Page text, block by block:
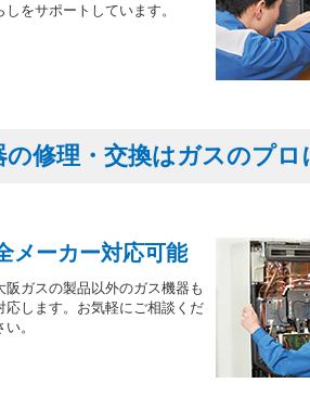
しをサポートしています。
の修理・交換はガスのプロ
メーカー対応可能
阪ガスの製品以外のガス機器も
応します。お気軽にご相談くだ
い。